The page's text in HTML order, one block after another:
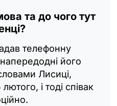
та до чого тут
телефонну
його
Лисиці,
і тоді співак